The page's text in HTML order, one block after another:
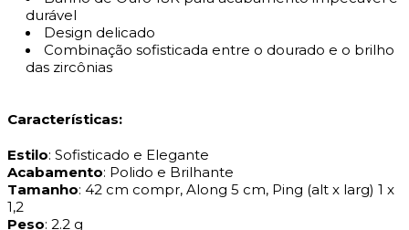
durável
Design delicado
Combinação sofisticada entre o dourado e o brilho
das zircônias
Características:
Estilo: Sofisticado e Elegante
Acabamento: Polido e Brilhante
Tamanho: 42 cm compr, Along 5 cm, Ping (alt x larg) 1 x
1,2
Peso: 2.2 g